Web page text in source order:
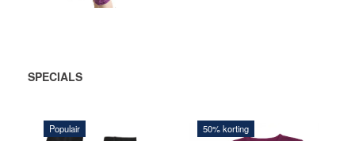
SPECIALS
Populair 50% korting